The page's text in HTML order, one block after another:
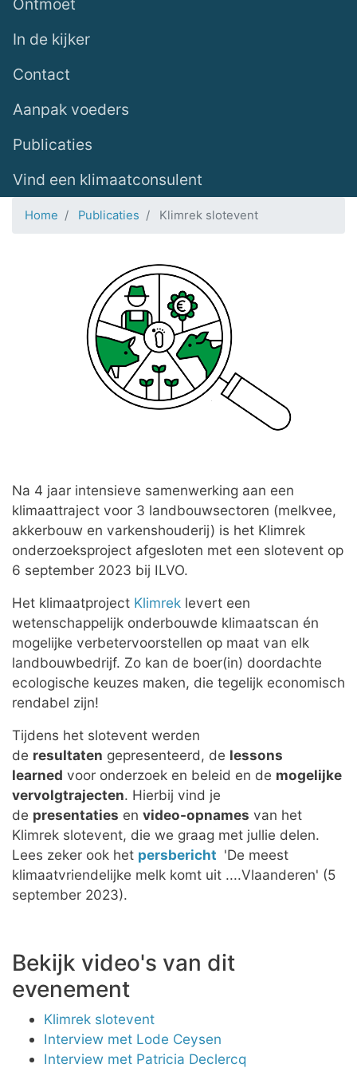
In de kijker
Contact
Aanpak voeders
Publicaties
Vind een klimaatconsulent
Home Publicaties Klimrek slotevent
Na 4 jaar intensieve samenwerking aan een
klimaattraject voor 3 landbouwsectoren (melkvee,
akkerbouw en varkenshouderij) is het Klimrek
onderzoeksproject afgesloten met een slotevent op
6 september 2023 bij ILVO.
Het klimaatproject Klimrek levert een
wetenschappelijk onderbouwde klimaatscan én
mogelijke verbetervoorstellen op maat van elk
landbouwbedrijf. Zo kan de boer(in) doordachte
ecologische keuzes maken, die tegelijk economisch
rendabel zijn!
Tijdens het slotevent werden
de resultaten gepresenteerd, de lessons
learned voor onderzoek en beleid en de mogelijke
vervolgtrajecten. Hierbij vind je
de presentaties en video-opnames van het
Klimrek slotevent, die we graag met jullie delen.
Lees zeker ook het persbericht 'De meest
klimaatvriendelijke melk komt uit ....Vlaanderen' (5
september 2023).
Bekijk video's van dit
evenement
Klimrek slotevent
Interview met Lode Ceysen
Interview met Patricia Declercq